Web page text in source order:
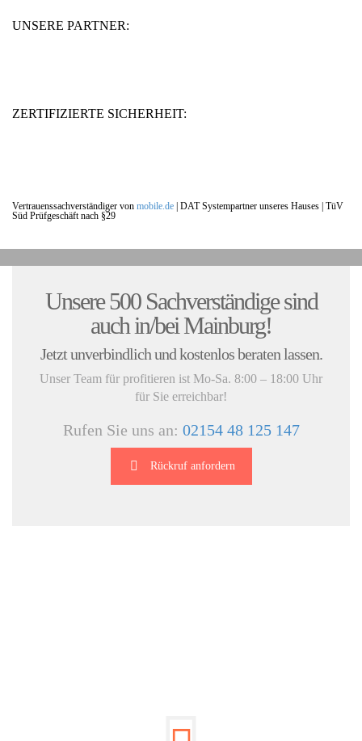
UNSERE PARTNER:
ZERTIFIZIERTE SICHERHEIT:
Vertrauenssachverständiger von mobile.de DAT Systempartner unseres Hauses | TüV
Süd Prüfgeschäft nach §29
Unsere 500 Sachverständige sind
auch in/bei Mainburg!
Jetzt unverbindlich und kostenlos beraten lassen.
Unser Team für profitieren ist Mo-Sa. 8:00 – 18:00 Uhr
für Sie erreichbar!
Rufen Sie uns an: 02154 48 125 147
Rückruf anfordern